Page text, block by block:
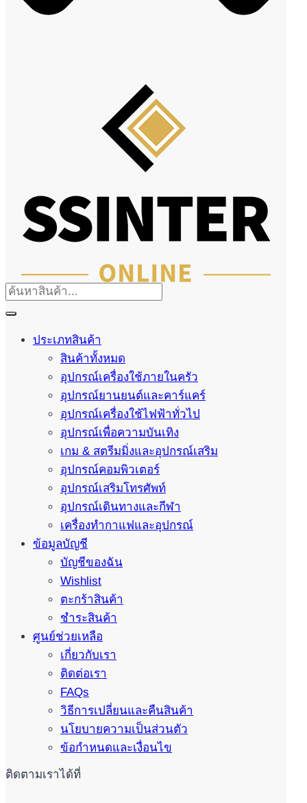
ประเภทสินค้า
สินค้าทั้งหมด
อุปกรณ์เครื่องใช้ภายในครัว
อุปกรณ์ยานยนต์และคาร์แคร์
อุปกรณ์เครื่องใช้ไฟฟ้าทั่วไป
อุปกรณ์เพื่อความบันเทิง
เกม & สตรีมมิ่งและอุปกรณ์เสริม
อุปกรณ์คอมพิวเตอร์
อุปกรณ์เสริมโทรศัพท์
อุปกรณ์เดินทางและกีฬา
เครื่องทำกาแฟและอุปกรณ์
ข้อมูลบัญชี
บัญชีของฉัน
Wishlist
ตะกร้าสินค้า
ชำระสินค้า
ศูนย์ช่วยเหลือ
เกี่ยวกับเรา
ติดต่อเรา
FAQs
วิธีการเปลี่ยนและคืนสินค้า
นโยบายความเป็นส่วนตัว
ข้อกำหนดและเงื่อนไข
ติดตามเราได้ที่